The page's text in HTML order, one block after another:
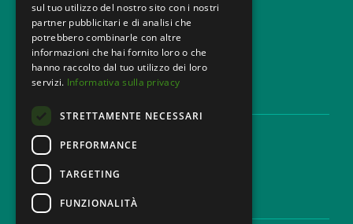
Aree di Competenza
Settori
Studio legale
Contatti
sul tuo utilizzo del nostro sito con i nostri
partner pubblicitari e di analisi che
potrebbero combinarle con altre
informazioni che hai fornito loro o che
hanno raccolto dal tuo utilizzo dei loro
servizi. Informativa sulla privacy
STRETTAMENTE NECESSARI
PERFORMANCE
TARGETING
FUNZIONALITÀ